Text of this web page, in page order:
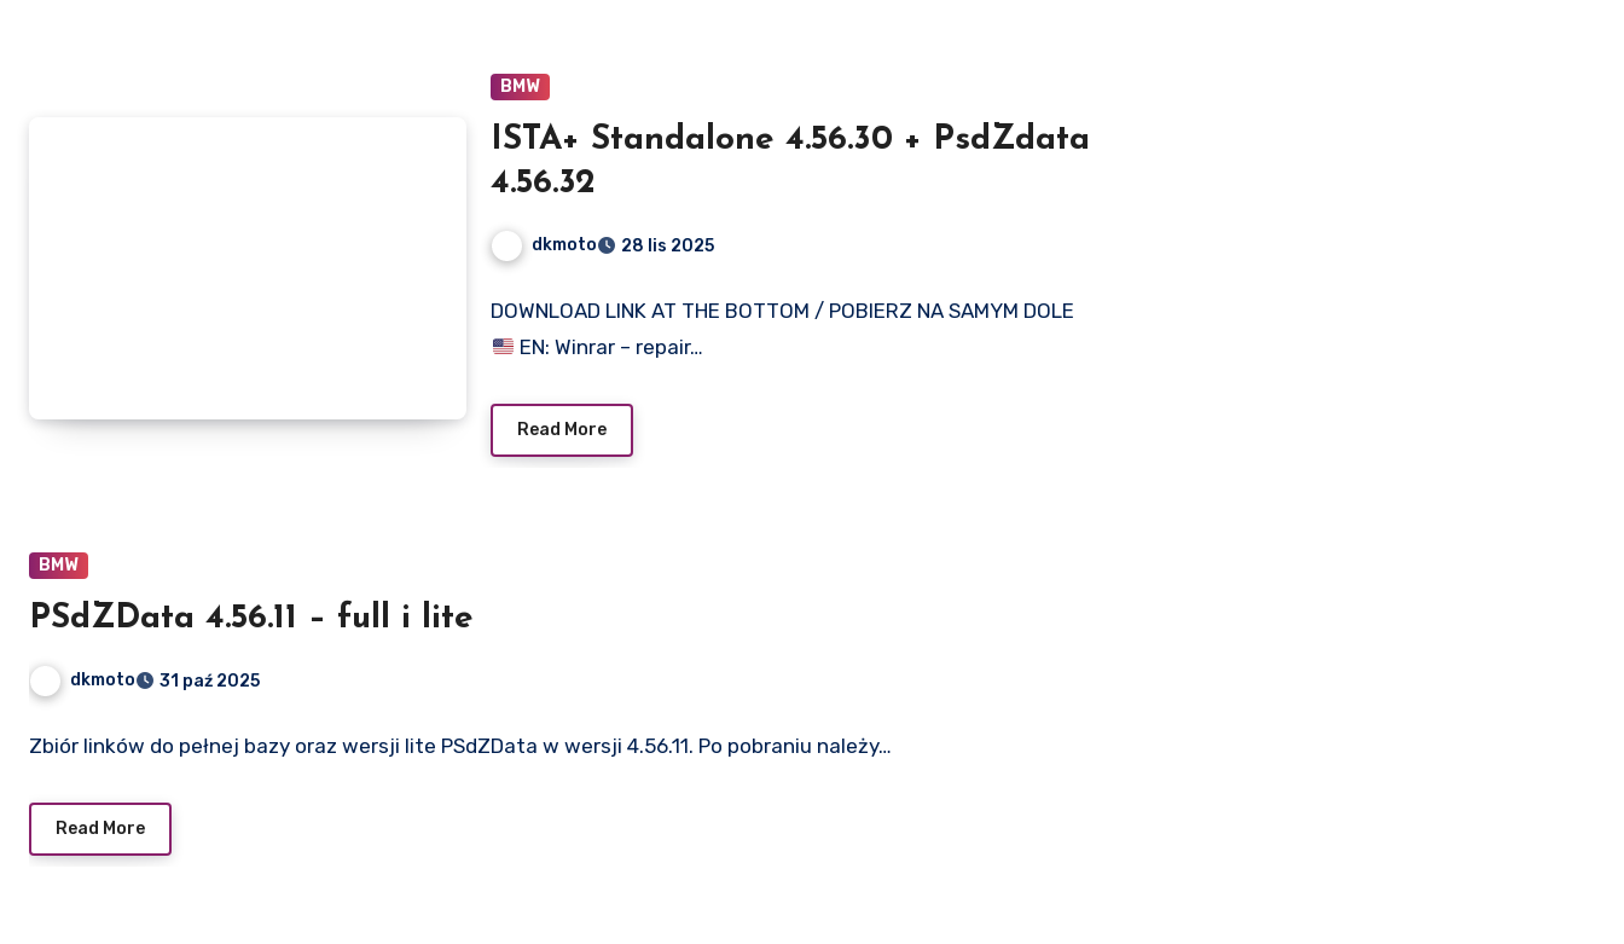
BMW
ISTA+ Standalone 4.56.30 + PsdZdata
4.56.32
dkmoto 28 lis 2025
DOWNLOAD LINK AT THE BOTTOM / POBIERZ NA SAMYM DOLE
EN: Winrar – repair…
Read More
BMW
PSdZData 4.56.11 – full i lite
dkmoto 31 paź 2025
Zbiór linków do pełnej bazy oraz wersji lite PSdZData w wersji 4.56.11. Po pobraniu należy…
Read More